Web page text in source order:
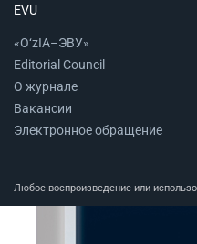
EVU
«O‘zIA–ЭВУ»
Editorial Council
О журнале
Вакансии
Электронное обращение
Любое воспроизведение или